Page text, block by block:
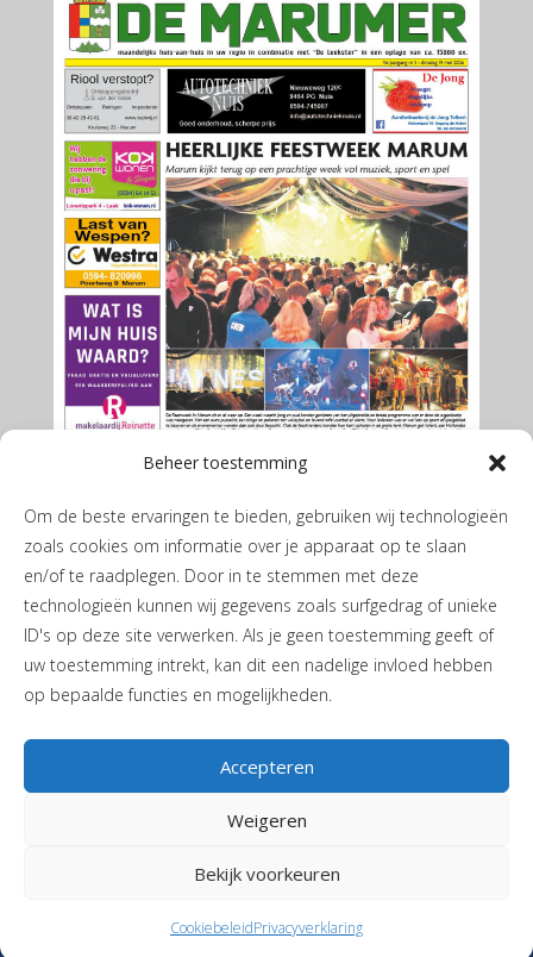
Beheer toestemming
Om de beste ervaringen te bieden, gebruiken wij technologieën
zoals cookies om informatie over je apparaat op te slaan
en/of te raadplegen. Door in te stemmen met deze
technologieën kunnen wij gegevens zoals surfgedrag of unieke
ID's op deze site verwerken. Als je geen toestemming geeft of
uw toestemming intrekt, kan dit een nadelige invloed hebben
op bepaalde functies en mogelijkheden.
Accepteren
Weigeren
Bekijk voorkeuren
CookiebeleidPrivacyverklaring
De Marumer mei 2026
06-40405244|Stuur een mail| Vormgeving en realisatie